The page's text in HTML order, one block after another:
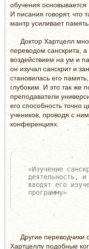
обучения
И писания говорят, что
мантр усиливает
Доктор Хартцелл
переводом санскрита,
воздействием на ум и
он изучал санскрит и
становилась его
глубоким. И это так же
преподаватели
его способность точно
учеников, проводя с
конференциях.
«Изучение
деятельность, и
вводят его
программу»
Другие переводчики
Хартцеллу подобные